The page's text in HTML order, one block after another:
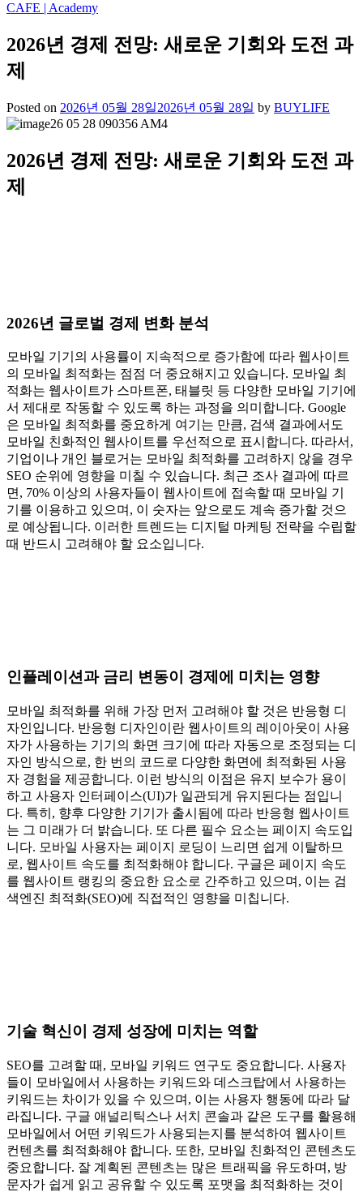
CAFE | Academy
2026년 경제 전망: 새로운 기회와 도전 과
제
Posted on 2026년 05월 28일2026년 05월 28일 by BUYLIFE
2026년 경제 전망: 새로운 기회와 도전 과
제
2026년 글로벌 경제 변화 분석
모바일 기기의 사용률이 지속적으로 증가함에 따라 웹사이트
의 모바일 최적화는 점점 더 중요해지고 있습니다. 모바일 최
적화는 웹사이트가 스마트폰, 태블릿 등 다양한 모바일 기기에
서 제대로 작동할 수 있도록 하는 과정을 의미합니다. Google
은 모바일 최적화를 중요하게 여기는 만큼, 검색 결과에서도
모바일 친화적인 웹사이트를 우선적으로 표시합니다. 따라서,
기업이나 개인 블로거는 모바일 최적화를 고려하지 않을 경우
SEO 순위에 영향을 미칠 수 있습니다. 최근 조사 결과에 따르
면, 70% 이상의 사용자들이 웹사이트에 접속할 때 모바일 기
기를 이용하고 있으며, 이 숫자는 앞으로도 계속 증가할 것으
로 예상됩니다. 이러한 트렌드는 디지털 마케팅 전략을 수립할
때 반드시 고려해야 할 요소입니다.
인플레이션과 금리 변동이 경제에 미치는 영향
모바일 최적화를 위해 가장 먼저 고려해야 할 것은 반응형 디
자인입니다. 반응형 디자인이란 웹사이트의 레이아웃이 사용
자가 사용하는 기기의 화면 크기에 따라 자동으로 조정되는 디
자인 방식으로, 한 번의 코드로 다양한 화면에 최적화된 사용
자 경험을 제공합니다. 이런 방식의 이점은 유지 보수가 용이
하고 사용자 인터페이스(UI)가 일관되게 유지된다는 점입니
다. 특히, 향후 다양한 기기가 출시됨에 따라 반응형 웹사이트
는 그 미래가 더 밝습니다. 또 다른 필수 요소는 페이지 속도입
니다. 모바일 사용자는 페이지 로딩이 느리면 쉽게 이탈하므
로, 웹사이트 속도를 최적화해야 합니다. 구글은 페이지 속도
를 웹사이트 랭킹의 중요한 요소로 간주하고 있으며, 이는 검
색엔진 최적화(SEO)에 직접적인 영향을 미칩니다.
기술 혁신이 경제 성장에 미치는 역할
SEO를 고려할 때, 모바일 키워드 연구도 중요합니다. 사용자
들이 모바일에서 사용하는 키워드와 데스크탑에서 사용하는
키워드는 차이가 있을 수 있으며, 이는 사용자 행동에 따라 달
라집니다. 구글 애널리틱스나 서치 콘솔과 같은 도구를 활용해
모바일에서 어떤 키워드가 사용되는지를 분석하여 웹사이트
컨텐츠를 최적화해야 합니다. 또한, 모바일 친화적인 콘텐츠도
중요합니다. 잘 계획된 콘텐츠는 많은 트래픽을 유도하며, 방
문자가 쉽게 읽고 공유할 수 있도록 포맷을 최적화하는 것이